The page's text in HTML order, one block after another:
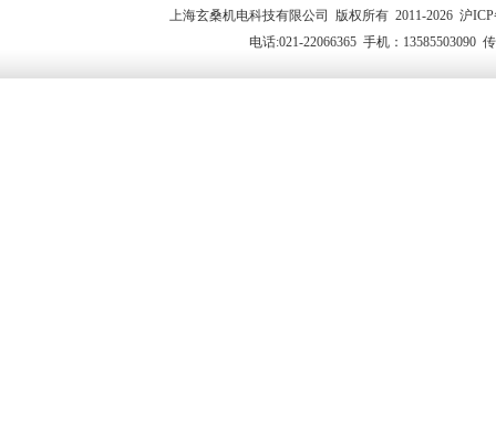
上海玄桑机电科技有限公司 版权所有 2011-2026 沪
电话:021-22066365 手机：13585503090